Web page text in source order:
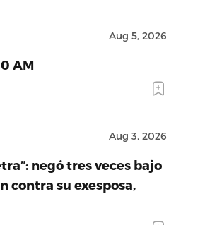
Aug 5, 2026
AM
Aug 3, 2026
negó tres veces bajo
contra su exesposa,